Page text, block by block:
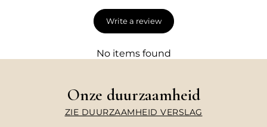
Write a review
No items found
Onze duurzaamheid
ZIE DUURZAAMHEID VERSLAG